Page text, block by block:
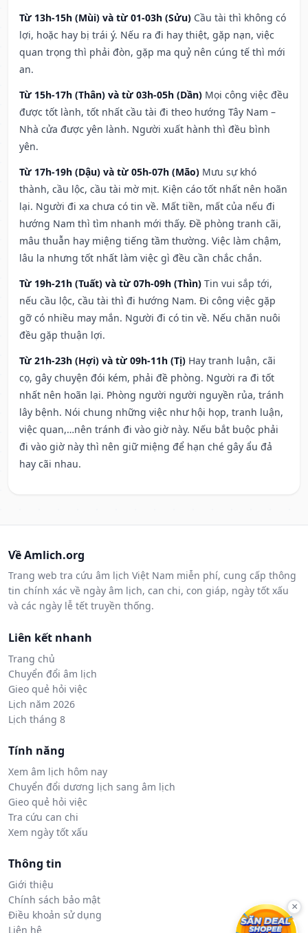
Từ 13h-15h (Mùi) và từ 01-03h (Sửu) Cầu tài thì không có
lợi, hoặc hay bị trái ý. Nếu ra đi hay thiệt, gặp nạn, việc
quan trọng thì phải đòn, gặp ma quỷ nên cúng tế thì mới
an.
Từ 15h-17h (Thân) và từ 03h-05h (Dần) Mọi công việc đều
được tốt lành, tốt nhất cầu tài đi theo hướng Tây Nam –
Nhà cửa được yên lành. Người xuất hành thì đều bình
yên.
Từ 17h-19h (Dậu) và từ 05h-07h (Mão) Mưu sự khó
thành, cầu lộc, cầu tài mờ mịt. Kiện cáo tốt nhất nên hoãn
lại. Người đi xa chưa có tin về. Mất tiền, mất của nếu đi
hướng Nam thì tìm nhanh mới thấy. Đề phòng tranh cãi,
mâu thuẫn hay miệng tiếng tầm thường. Việc làm chậm,
lâu la nhưng tốt nhất làm việc gì đều cần chắc chắn.
Từ 19h-21h (Tuất) và từ 07h-09h (Thìn) Tin vui sắp tới,
nếu cầu lộc, cầu tài thì đi hướng Nam. Đi công việc gặp
gỡ có nhiều may mắn. Người đi có tin về. Nếu chăn nuôi
đều gặp thuận lợi.
Từ 21h-23h (Hợi) và từ 09h-11h (Tị) Hay tranh luận, cãi
cọ, gây chuyện đói kém, phải đề phòng. Người ra đi tốt
nhất nên hoãn lại. Phòng người người nguyền rủa, tránh
lây bệnh. Nói chung những việc như hội họp, tranh luận,
việc quan,…nên tránh đi vào giờ này. Nếu bắt buộc phải
đi vào giờ này thì nên giữ miệng để hạn ché gây ẩu đả
hay cãi nhau.
Về Amlich.org
Trang web tra cứu âm lịch Việt Nam miễn phí, cung cấp thông
tin chính xác về ngày âm lịch, can chi, con giáp, ngày tốt xấu
và các ngày lễ tết truyền thống.
Liên kết nhanh
Trang chủ
Chuyển đổi âm lịch
Gieo quẻ hỏi việc
Lịch năm 2026
Lịch tháng 8
Tính năng
Xem âm lịch hôm nay
Chuyển đổi dương lịch sang âm lịch
Gieo quẻ hỏi việc
Tra cứu can chi
Xem ngày tốt xấu
Thông tin
Giới thiệu
Chính sách bảo mật
Điều khoản sử dụng
Liên hệ
×